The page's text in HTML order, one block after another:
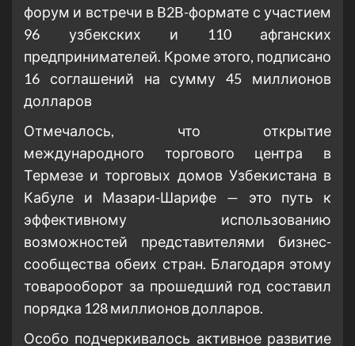
форум и встречи в B2B-формате с участием
96 узбекских и 110 афганских
предпринимателей. Кроме этого, подписано
16 соглашений на сумму 45 миллионов
долларов
Отмечалось, что открытие
международного торгового центра в
Термезе и торговых домов Узбекистана в
Кабуле и Мазари-Шарифе — это путь к
эффективному использованию
возможностей представителями бизнес-
сообщества обеих стран. Благодаря этому
товарооборот за прошедший год составил
порядка 128 миллионов долларов.
Особо подчеркивалось активное развитие